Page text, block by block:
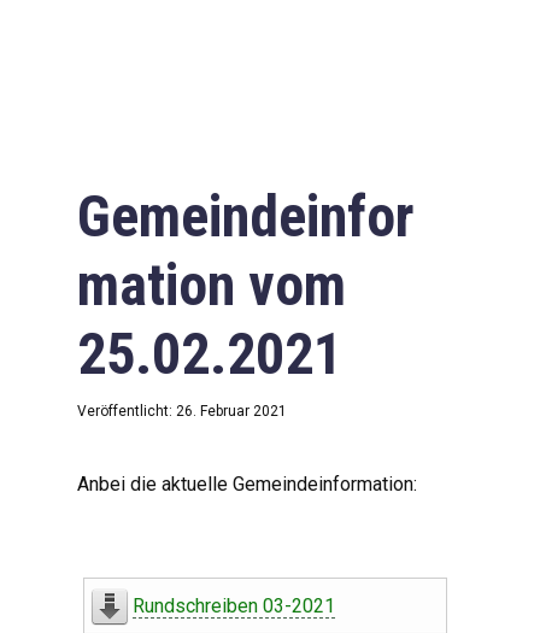
Downloads
Impressum
Datenschutzerklärung
Gemeindeinfor
mation vom
25.02.2021
Veröffentlicht: 26. Februar 2021
Anbei die aktuelle Gemeindeinformation:
Rundschreiben 03-2021